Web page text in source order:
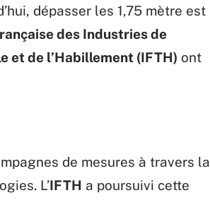
dépasser les 1,75 mètre est
des Industries de
et de l’Habillement (IFTH) ont
de mesures à travers la
L’IFTH a poursuivi cette